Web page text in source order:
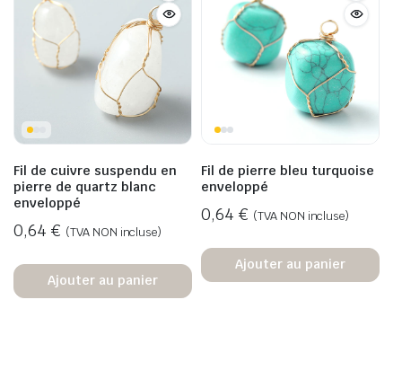
Fil de cuivre suspendu en
pierre de quartz blanc
enveloppé
0,64 € (TVA NON incluse)
Ajouter au panier
Fil de pierre bleu turquoise
enveloppé
0,64 € (TVA NON incluse)
Ajouter au panier